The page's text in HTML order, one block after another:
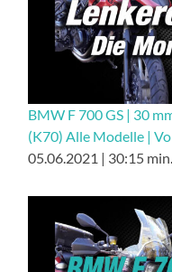
BMW F 700 GS | 30
(K70) Alle Modelle |
05.06.2021 | 30:15 min.